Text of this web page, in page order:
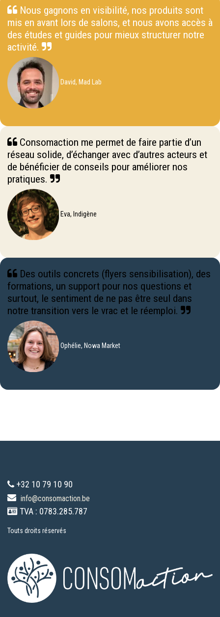
Nous gagnons en visibilité, nos produits sont
mis en avant lors de salons, et nous avons accès à
des études et guides pour mieux structurer notre
activité.
David, Mad Lab
Consomaction me permet de faire partie d’un
réseau solide, d’échanger avec d’autres acteurs et
de bénéficier de conseils pour améliorer nos
pratiques.
Eva, Indigène
Des outils concrets (flyers sensibilisation), des
formations, un support pour nos questions et
surtout, le sentiment de ne pas être seul dans
notre transition vers le vrac et le réemploi.
Ophélie, Nowa Market
+32 10 79 10 90
info@consomaction.be
TVA : 0783.285.787
Touts droits réservés